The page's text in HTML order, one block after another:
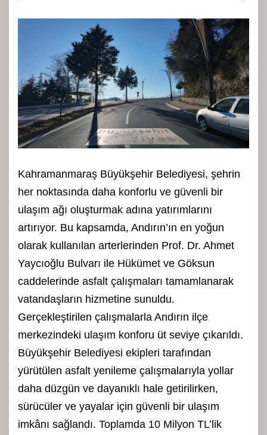
Kahramanmaraş Büyükşehir Belediyesi, şehrin
her noktasında daha konforlu ve güvenli bir
ulaşım ağı oluşturmak adına yatırımlarını
artırıyor. Bu kapsamda, Andırın’ın en yoğun
olarak kullanılan arterlerinden Prof. Dr. Ahmet
Yaycıoğlu Bulvarı ile Hükümet ve Göksun
caddelerinde asfalt çalışmaları tamamlanarak
vatandaşların hizmetine sunuldu.
Gerçekleştirilen çalışmalarla Andırın ilçe
merkezindeki ulaşım konforu üt seviye çıkarıldı.
Büyükşehir Belediyesi ekipleri tarafından
yürütülen asfalt yenileme çalışmalarıyla yollar
daha düzgün ve dayanıklı hale getirilirken,
sürücüler ve yayalar için güvenli bir ulaşım
imkânı sağlandı. Toplamda 10 Milyon TL’lik